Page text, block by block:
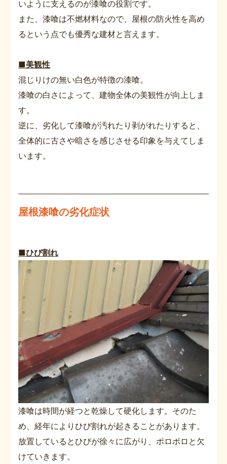
いように支えるのが漆喰の役割です。
また、漆喰は不燃材料なので、屋根の防火性を高め
るという点でも優秀な建材と言えます。
■美観性
混じりけの無い白色が特徴の漆喰。
漆喰の白さによって、建物全体の美観性が向上しま
す。
逆に、劣化して漆喰が汚れたり剥がれたりすると、
全体的に古さや暗さを感じさせる印象を与えてしま
います。
屋根漆喰の劣化症状
■ひび割れ
漆喰は時間が経つと乾燥して硬化します。そのた
め、経年によりひび割れが起きることがあります。
放置しているとひびが徐々に広がり、ポロポロと欠
けていきます。